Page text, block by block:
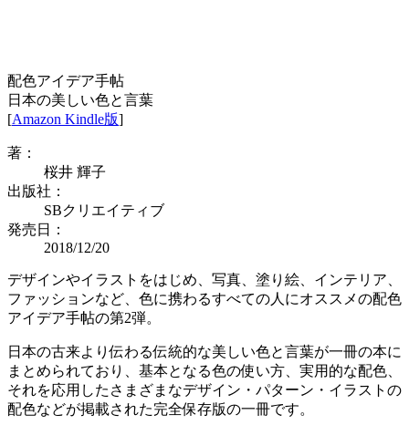
配色アイデア手帖
日本の美しい色と言葉
[Amazon Kindle版]
著：
桜井 輝子
出版社：
SBクリエイティブ
発売日：
2018/12/20
デザインやイラストをはじめ、写真、塗り絵、インテリア、
ファッションなど、色に携わるすべての人にオススメの配色
アイデア手帖の第2弾。
日本の古来より伝わる伝統的な美しい色と言葉が一冊の本に
まとめられており、基本となる色の使い方、実用的な配色、
それを応用したさまざまなデザイン・パターン・イラストの
配色などが掲載された完全保存版の一冊です。